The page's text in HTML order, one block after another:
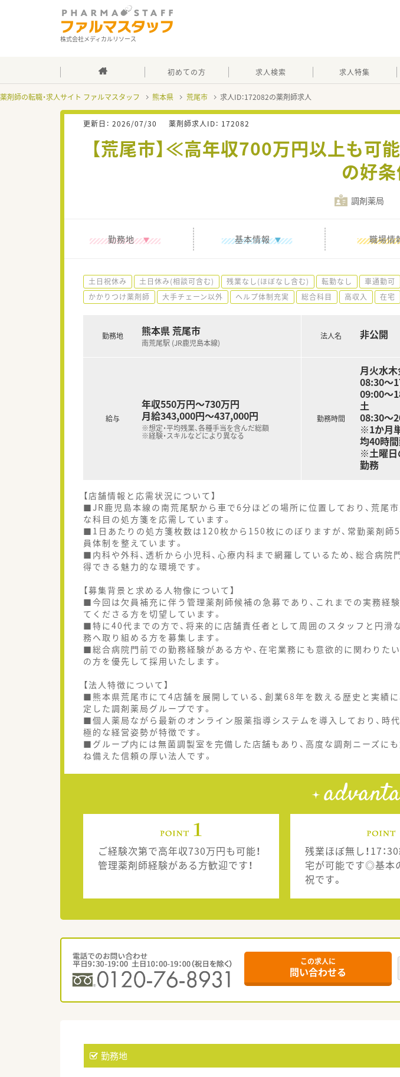
株式会社メディカルリソース
初めての方 求人検索 求人特集
薬剤師の転職・求人サイト ファルマスタッフ 熊本県 荒尾市 求人ID：172082の薬剤師求人
更新日： 2026/07/30 薬剤師求人ID： 172082
【荒尾市】≪高年収700万円以上も可
の好
調剤薬局
勤務地 基本情報 職場情
土日祝休み 土日休み(相談可含む) 残業なし(ほぼなし含む) 転勤なし 車通勤可
かかりつけ薬剤師
大手チェーン以外 ヘルプ体制充実 総合科目 高収入 在宅
勤務地 熊本県 荒尾市
南荒尾駅 (JR鹿児島本線)
給与
年収550万円～730万円
月給343,000円～437,000円
※想定・平均残業、各種手当を含んだ総額
※経験・スキルなどにより異なる
法人名 非公開
勤務時間
月火水
08:30～
09:00～
土
08:30～
※1か月
均40時
※土曜日
勤務
【店舗情報と応需状況について】
■JR鹿児島本線の南荒尾駅から車で6分ほどの場所に位置しており、荒尾
な科目の処方箋を応需しています。
■1日あたりの処方箋枚数は120枚から150枚にのぼりますが、常勤薬剤師
員体制を整えています。
■内科や外科、透析から小児科、心療内科まで網羅しているため、総合病院
得できる魅力的な環境です。
【募集背景と求める人物像について】
■今回は欠員補充に伴う管理薬剤師候補の急募であり、これまでの実務経
てくださる方を切望しています。
■特に40代までの方で、将来的に店舗責任者として周囲のスタッフと円滑
務へ取り組める方を募集します。
■総合病院門前での勤務経験がある方や、在宅業務にも意欲的に関わりた
の方を優先して採用いたします。
【法人特徴について】
■熊本県荒尾市にて4店舗を展開している、創業68年を数える歴史と実績
定した調剤薬局グループです。
■個人薬局ながら最新のオンライン服薬指導システムを導入しており、時
極的な経営姿勢が特徴です。
■グループ内には無菌調製室を完備した店舗もあり、高度な調剤ニーズに
ね備えた信頼の厚い法人です。
ご経験次第で高年収730万円も可能！
管理薬剤師経験がある方歓迎です！
残業ほぼ無し！17：
宅が可能です◎基本
祝です。
この求人に
問い合わせる
勤務地